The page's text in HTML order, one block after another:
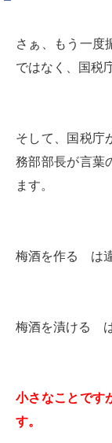
さぁ、もう一度
ではなく、国税
そして、国税庁
務部部長が言葉
ます。
梅酒を作る は
梅酒を漬ける
小さなことです
す。